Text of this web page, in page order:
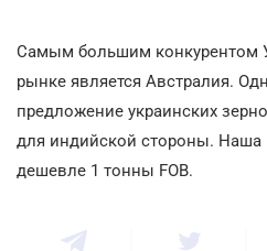
Самым большим конкурентом
рынке является Австралия.
предложение украинских
для индийской стороны. Наша
дешевле 1 тонны FOB.